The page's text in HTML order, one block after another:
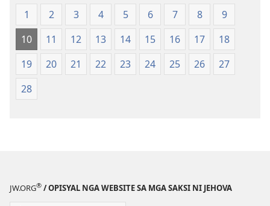
Balaang
Kasulatan
(Gihubad
Gikan
sa
Translation
Balaang
Kasulatan
(Gihubad
Gikan
sa
Translation
1 2 3 4 5 6 7 8
9
10
11 12 13 14 15 16 17
18
19
20 21 22 23 24 25 26
27
28
JW.ORG® / OPISYAL NGA WEBSITE SA MGA SAKSI NI JEHOVA